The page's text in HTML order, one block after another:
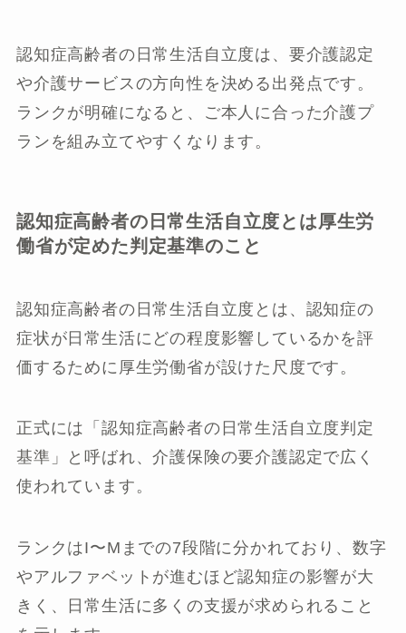
認知症高齢者の日常生活自立度は、要介護認定
や介護サービスの方向性を決める出発点です。
ランクが明確になると、ご本人に合った介護プ
ランを組み立てやすくなります。
認知症高齢者の日常生活自立度とは厚生労
働省が定めた判定基準のこと
認知症高齢者の日常生活自立度とは、認知症の
症状が日常生活にどの程度影響しているかを評
価するために厚生労働省が設けた尺度です。
正式には「認知症高齢者の日常生活自立度判定
基準」と呼ばれ、介護保険の要介護認定で広く
使われています。
ランクはI〜Mまでの7段階に分かれており、数字
やアルファベットが進むほど認知症の影響が大
きく、日常生活に多くの支援が求められること